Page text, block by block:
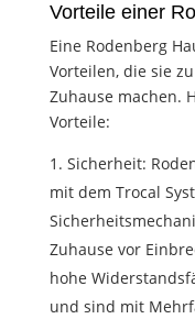
Vorteile einer
Eine Rodenberg
Vorteilen, die sie
Zuhause machen.
Vorteile:
Sicherheit:
mit dem Trocal
Zuhause vor
hohe
und sind mit